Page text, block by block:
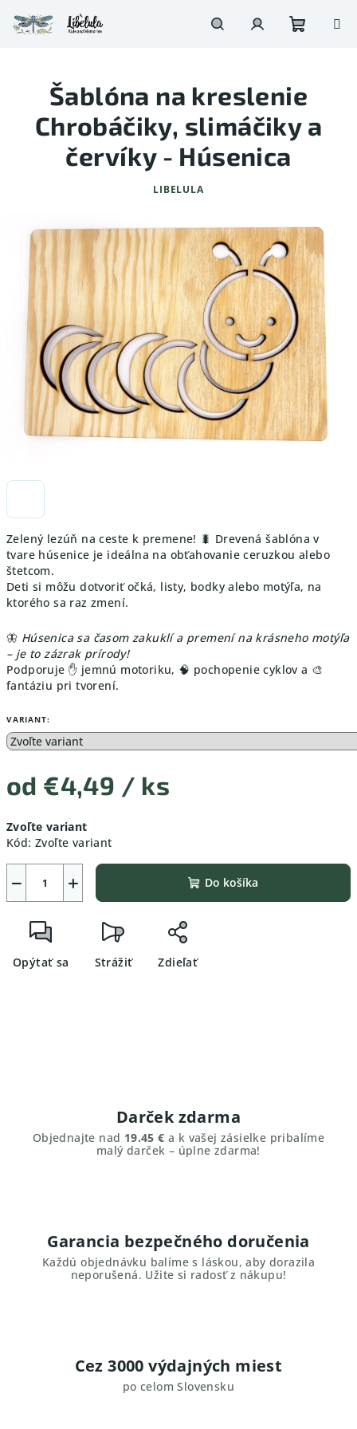
na
obsah
košík
Zelený lezúň na ceste k premene! 🐛 Drevená šablóna v
tvare húsenice je ideálna na obťahovanie ceruzkou alebo
štetcom.
Deti si môžu dotvoriť očká, listy, bodky alebo motýľa, na
ktorého sa raz zmení.
🦋 Húsenica sa časom zakuklí a premení na krásneho motýľa
– je to zázrak prírody!
Podporuje ✋ jemnú motoriku, 🧠 pochopenie cyklov a 🎨
fantáziu pri tvorení.
VARIANT:
od €4,49 / ks
cena:
Zvoľte variant
Kód: Zvoľte variant
+
− Do košíka
Opýtať sa Strážiť Zdieľať
Šablóna na kreslenie
Chrobáčiky, slimáčiky a
červíky - Húsenica
LIBELULA
Darček zdarma
Objednajte nad 19.45 € a k vašej zásielke pribalíme
malý darček – úplne zdarma!
Garancia bezpečného doručenia
Každú objednávku balíme s láskou, aby dorazila
neporušená. Užite si radosť z nákupu!
Cez 3000 výdajných miest
po celom Slovensku